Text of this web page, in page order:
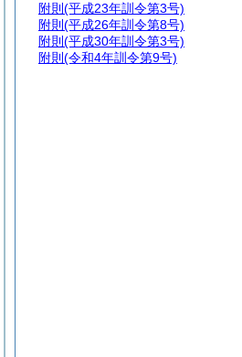
附則 (平成23年訓令第3号)
附則 (平成26年訓令第8号)
附則 (平成30年訓令第3号)
附則 (令和4年訓令第9号)